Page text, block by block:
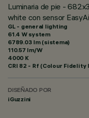
Luminaria de pie -
white con sensor
GL - general lighting
61.4 W system
6789.03 lm (sistema)
110.57 lm/W
4000 K
CRI 82 - Rf (Colour Fidelity
DISEÑADO POR
iGuzzini